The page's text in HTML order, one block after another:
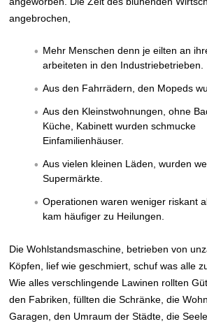
angebrochen,
Mehr Menschen denn je eilten an
arbeiteten in den Industriebetrieben.
Aus den Fahrrädern, den Mopeds
Aus den Kleinstwohnungen, ohne
Küche, Kabinett wurden schmucke
Einfamilienhäuser.
Aus vielen kleinen Läden, wurden
Supermärkte.
Operationen waren weniger riskant
kam häufiger zu Heilungen.
Die Wohlstandsmaschine, betrieben von
Köpfen, lief wie geschmiert, schuf was alle
Wie alles verschlingende Lawinen rollten
den Fabriken, füllten die Schränke, die
Garagen, den Umraum der Städte, die